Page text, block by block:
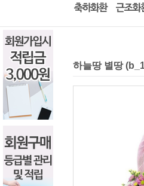
하늘땅 별땅